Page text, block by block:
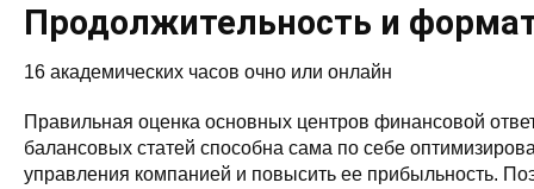
Продолжительность и
16 академических часов очно или онлайн
Правильная оценка основных центров финансовой
балансовых статей способна сама по себе
управления компанией и повысить ее прибыльность.